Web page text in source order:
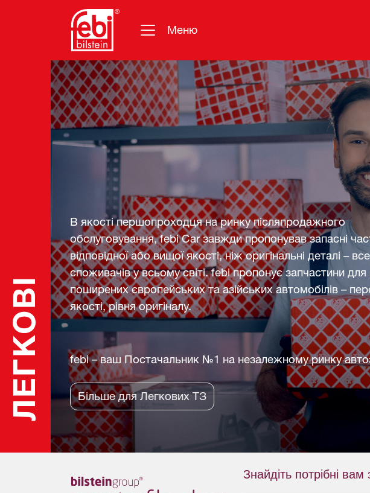
Перейти до основного змісту
Меню
В якості першопроходця на ринку післяпродажного
обслуговування, febi Car завжди пропонував запасні
відповідної або вищої якості, ніж оригінальні деталі –
споживачів у всьому світі. febi пропонує запчастини для
поширених європейських та азійських автомобілів –
якості, рівня оригіналу.
febi – ваш Постачальник №1 на незалежному ринку
Більше для Легкових ТЗ
ЛЕГКОВІ
Знайдіть потрібні